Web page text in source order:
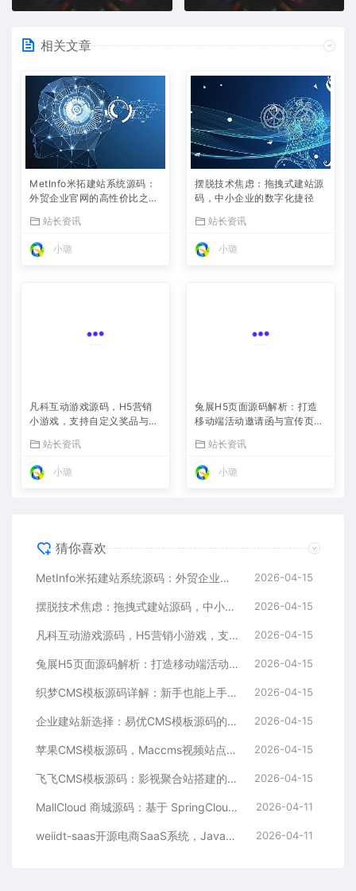
相关文章
MetInfo米拓建站系统源码：
外贸企业官网的高性价比之
站长资讯
小璐
摆脱技术焦虑：拖拽式建站源
码，中小企业的数字化捷径
站长资讯
小璐
凡科互动游戏源码，H5营销
小游戏，支持自定义奖品与分
站长资讯
小璐
兔展H5页面源码解析：打造
移动端活动邀请函与宣传页的
站长资讯
小璐
猜你喜欢
MetInfo米拓建站系统源码：外贸企业官网的高性价比之选，内置SEO省心落地 2026-04-15
摆脱技术焦虑：拖拽式建站源码，中小企业的数字化捷径 2026-04-15
凡科互动游戏源码，H5营销小游戏，支持自定义奖品与分享 2026-04-15
兔展H5页面源码解析：打造移动端活动邀请函与宣传页的利器 2026-04-15
织梦CMS模板源码详解：新手也能上手的DedeCMS二次开发与建站指南 2026-04-15
企业建站新选择：易优CMS模板源码的多语言与SEO优势 2026-04-15
苹果CMS模板源码，Maccms视频站点，影视资源站模板首选 2026-04-15
飞飞CMS模板源码：影视聚合站搭建的理想之选 2026-04-15
MallCloud 商城源码：基于 SpringCloud Alibaba 的高并发电商系统深度解析 2026-04-11
weiidt-saas开源电商SaaS系统，Java社区版，支持多租户与插件化扩展 2026-04-11